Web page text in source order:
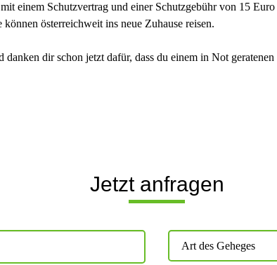
einem Schutzvertrag und einer Schutzgebühr von 15 Euro
österreichweit ins neue Zuhause reisen.
dir schon jetzt dafür, dass du einem in Not geratenen
Jetzt anfragen